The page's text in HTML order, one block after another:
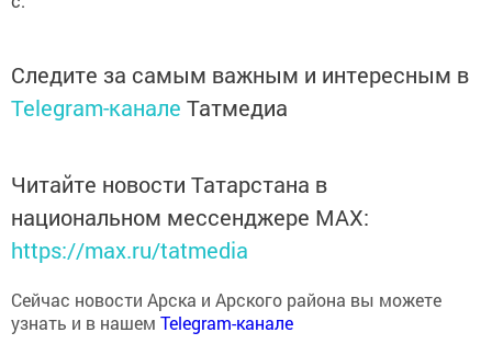
Следите за самым важным и интересным в
Telegram-канале Татмедиа
Читайте новости Татарстана в
национальном мессенджере MАХ:
https://max.ru/tatmedia
Сейчас новости Арска и Арского района вы можете
узнать и в нашем Telegram-канале